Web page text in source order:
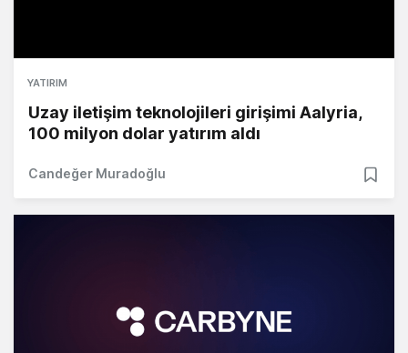
YATIRIM
Uzay iletişim teknolojileri girişimi Aalyria,
100 milyon dolar yatırım aldı
Candeğer Muradoğlu